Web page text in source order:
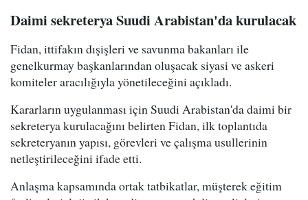
Daimi sekreterya Suudi Arabistan'da kurulacak
Fidan, ittifakın dışişleri ve savunma bakanları ile
genelkurmay başkanlarından oluşacak siyasi ve askeri
komiteler aracılığıyla yönetileceğini açıkladı.
Kararların uygulanması için Suudi Arabistan'da daimi bir
sekreterya kurulacağını belirten Fidan, ilk toplantıda
sekreteryanın yapısı, görevleri ve çalışma usullerinin
netleştirileceğini ifade etti.
Anlaşma kapsamında ortak tatbikatlar, müşterek eğitim